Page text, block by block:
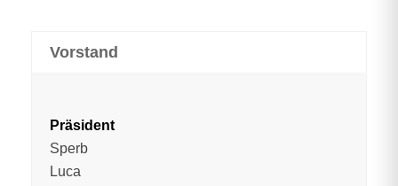
Vorstand
Präsident
Sperb
Luca